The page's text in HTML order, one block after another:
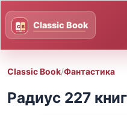
Classic Book/Фантастика
Радиус 227